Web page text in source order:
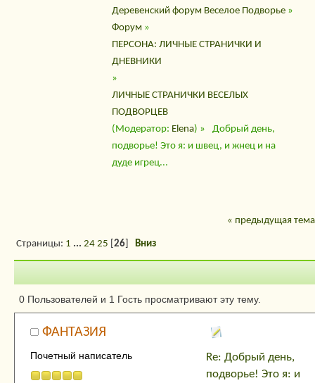
Деревенский форум Веселое Подворье»
Форум »
ПЕРСОНА: ЛИЧНЫЕ СТРАНИЧКИ И
ДНЕВНИКИ
»
ЛИЧНЫЕ СТРАНИЧКИ ВЕСЕЛЫХ
ПОДВОРЦЕВ
(Модератор: Elena) »
Добрый день,
подворье! Это я: и швец, и жнец и на
дуде игрец...
« предыдущая тема
Страницы: 1 ...24 25 [26 Вниз
Автор
Тема: Добрый
подворье! Это я: и швец, и жнец и на
(Прочитано 49432 раз)
0 Пользователей и 1 Гость просматривают эту тему.
ФАНТАЗИЯ
Почетный написатель
Re: Добрый день,
подворье! Это я: и